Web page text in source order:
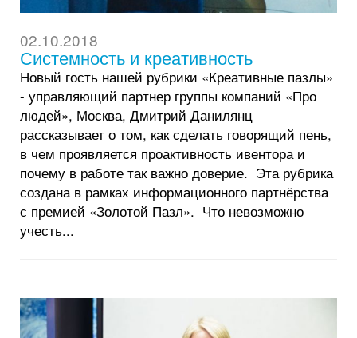
02.10.2018
Системность и креативность
Новый гость нашей рубрики «Креативные пазлы»
- управляющий партнер группы компаний «Про
людей», Москва, Дмитрий Данилянц
рассказывает о том, как сделать говорящий пень,
в чем проявляется проактивность ивентора и
почему в работе так важно доверие. Эта рубрика
создана в рамках информационного партнёрства
с премией «Золотой Пазл». Что невозможно
учесть...